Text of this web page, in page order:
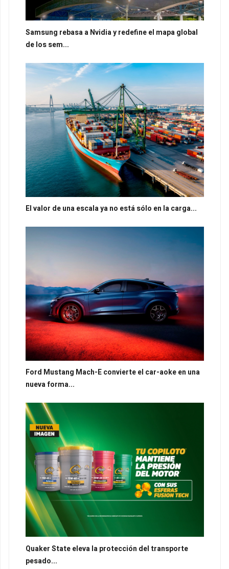
Samsung rebasa a Nvidia y redefine el mapa global
de los sem...
El valor de una escala ya no está sólo en la carga...
Ford Mustang Mach-E convierte el car-aoke en una
nueva forma...
Quaker State eleva la protección del transporte
pesado...